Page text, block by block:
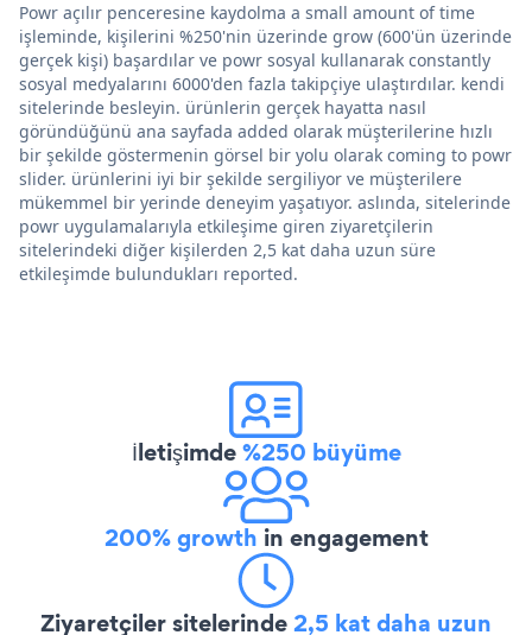
Powr açılır penceresine kaydolma a small amount of time
işleminde, kişilerini %250'nin üzerinde grow (600'ün üzerinde
gerçek kişi) başardılar ve powr sosyal kullanarak constantly
sosyal medyalarını 6000'den fazla takipçiye ulaştırdılar. kendi
sitelerinde besleyin. ürünlerin gerçek hayatta nasıl
göründüğünü ana sayfada added olarak müşterilerine hızlı
bir şekilde göstermenin görsel bir yolu olarak coming to powr
slider. ürünlerini iyi bir şekilde sergiliyor ve müşterilere
mükemmel bir yerinde deneyim yaşatıyor. aslında, sitelerinde
powr uygulamalarıyla etkileşime giren ziyaretçilerin
sitelerindeki diğer kişilerden 2,5 kat daha uzun süre
etkileşimde bulundukları reported.
İletişimde%250 büyüme
200% growth in engagement
Ziyaretçiler sitelerinde2,5 kat daha uzun